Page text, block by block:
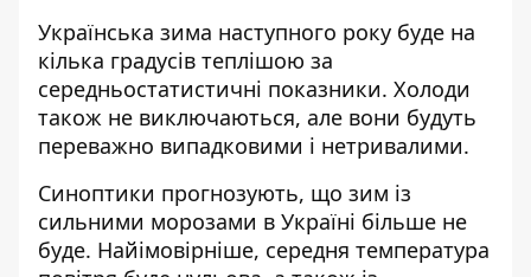
Українська зима наступного року буде на
кілька градусів теплішою за
середньостатистичні показники. Холоди
також не виключаються, але вони будуть
переважно випадковими і нетривалими.
Синоптики прогнозують, що зим із
сильними морозами в Україні більше не
буде. Найімовірніше, середня температура